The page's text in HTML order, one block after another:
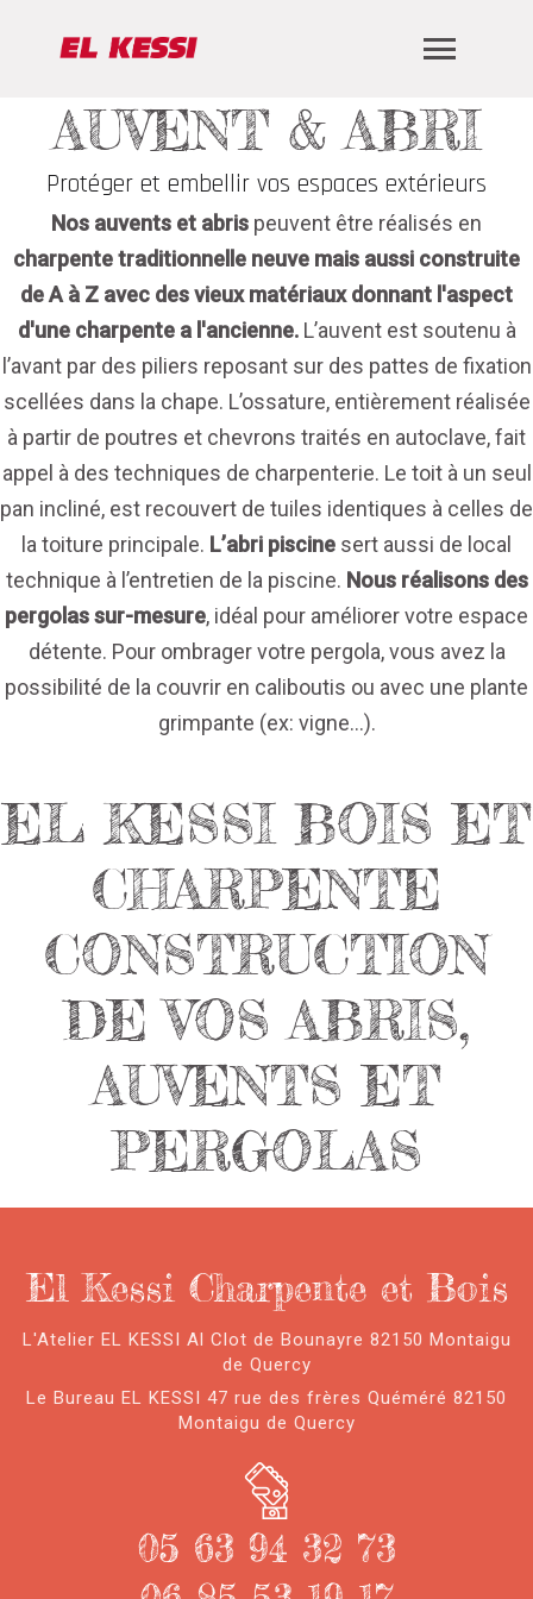
AUVENT & ABRI
Protéger et embellir vos espaces extérieurs
Nos auvents et abris peuvent être réalisés en
charpente traditionnelle neuve mais aussi construite
de A à Z avec des vieux matériaux donnant l'aspect
d'une charpente a l'ancienne.L’auvent est soutenu à
l’avant par des piliers reposant sur des pattes de fixation
scellées dans la chape. L’ossature, entièrement réalisée
à partir de poutres et chevrons traités en autoclave, fait
appel à des techniques de charpenterie. Le toit à un seul
pan incliné, est recouvert de tuiles identiques à celles de
la toiture principale. L’abri piscine sert aussi de local
technique à l’entretien de la piscine. Nous réalisons des
pergolas sur-mesure, idéal pour améliorer votre espace
détente. Pour ombrager votre pergola, vous avez la
possibilité de la couvrir en caliboutis ou avec une plante
grimpante (ex: vigne...).
EL KESSI BOIS ET
CHARPENTE
CONSTRUCTION
DE VOS ABRIS,
AUVENTS ET
PERGOLAS
El Kessi Charpente et Bois
L'Atelier EL KESSI Al Clot de Bounayre 82150 Montaigu
de Quercy
Le Bureau EL KESSI 47 rue des frères Quéméré 82150
Montaigu de Quercy
05 63 94 32 73